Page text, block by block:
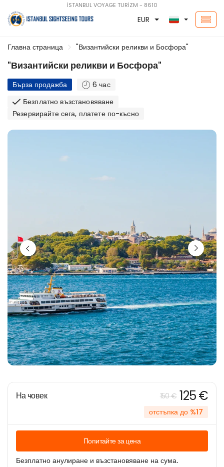
İSTANBUL VOYAGE TURİZM - 8610
EUR
Главна страница "Византийски реликви и Босфора"
"Византийски реликви и Босфора"
Бърза продажба
6 час
Безплатно възстановяване
Резервирайте сега, платете по-късно
На човек 150 € 125 €
отстъпка до %17
Попитайте за цена
Безплатно анулиране и възстановяване на сума.